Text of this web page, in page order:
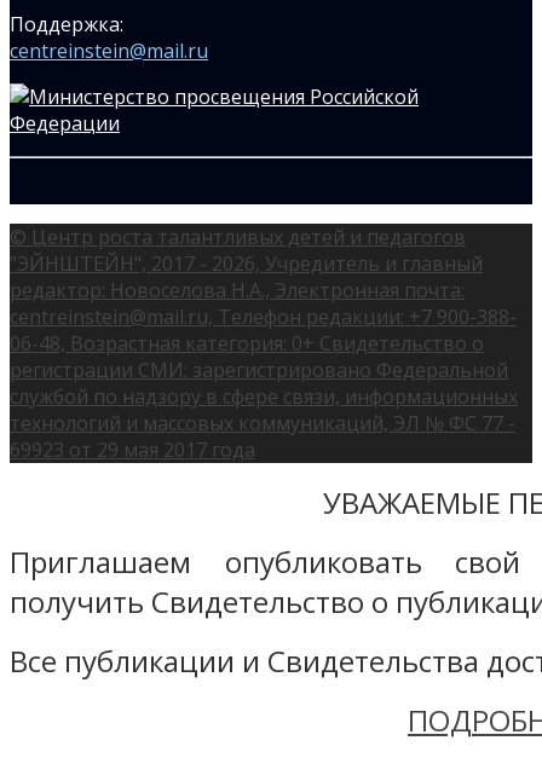
Поддержка:
centreinstein@mail.ru
© Центр роста талантливых детей и педагогов
"ЭЙНШТЕЙН", 2017 - 2026, Учредитель и главный
редактор: Новоселова Н.А., Электронная почта:
centreinstein@mail.ru, Телефон редакции: +7 900-388-
06-48, Возрастная категория: 0+ Свидетельство о
регистрации СМИ: зарегистрировано Федеральной
службой по надзору в сфере связи, информационных
технологий и массовых коммуникаций, ЭЛ № ФС 77 -
69923 от 29 мая 2017 года
УВАЖАЕМЫЕ
Приглашаем опубликовать
получить Свидетельство о
Все публикации и Свидетельства